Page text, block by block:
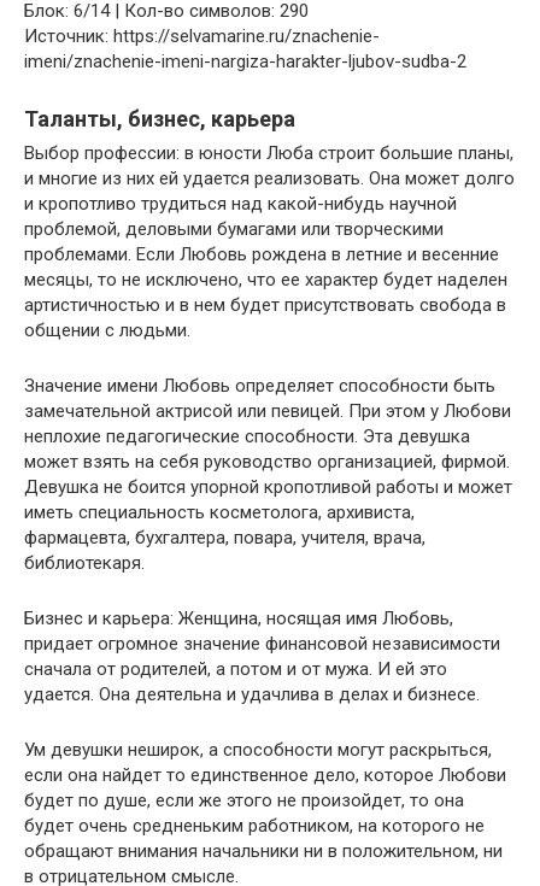
Блок: 6/14 | Кол-во символов: 290
Источник: https://selvamarine.ru/znachenie-
imeni/znachenie-imeni-nargiza-harakter-ljubov-sudba-2
Таланты, бизнес, карьера
Выбор профессии: в юности Люба строит большие планы,
и многие из них ей удается реализовать. Она может долго
и кропотливо трудиться над какой-нибудь научной
проблемой, деловыми бумагами или творческими
проблемами. Если Любовь рождена в летние и весенние
месяцы, то не исключено, что ее характер будет наделен
артистичностью и в нем будет присутствовать свобода в
общении с людьми.
Значение имени Любовь определяет способности быть
замечательной актрисой или певицей. При этом у Любови
неплохие педагогические способности. Эта девушка
может взять на себя руководство организацией, фирмой.
Девушка не боится упорной кропотливой работы и может
иметь специальность косметолога, архивиста,
фармацевта, бухгалтера, повара, учителя, врача,
библиотекаря.
Бизнес и карьера: Женщина, носящая имя Любовь,
придает огромное значение финансовой независимости
сначала от родителей, а потом и от мужа. И ей это
удается. Она деятельна и удачлива в делах и бизнесе.
Ум девушки неширок, а способности могут раскрыться,
если она найдет то единственное дело, которое Любови
будет по душе, если же этого не произойдет, то она
будет очень средненьким работником, на которого не
обращают внимания начальники ни в положительном, ни
в отрицательном смысле.